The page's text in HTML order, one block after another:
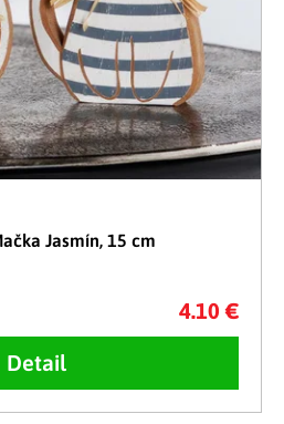
Jasmín, 15 cm
4.10 €
Detail